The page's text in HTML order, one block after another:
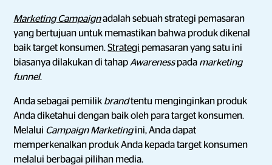
Marketing Campaignadalah sebuah strategi pemasaran
yang bertujuan untuk memastikan bahwa produk dikenal
baik target konsumen.Strategi pemasaran yang satu ini
biasanya dilakukan di tahap Awarenesspada marketing
funnel.
Anda sebagai pemilik brandtentu menginginkan produk
Anda diketahui dengan baik oleh para target konsumen.
Melalui Campaign Marketingini, Anda dapat
memperkenalkan produk Anda kepada target konsumen
melalui berbagai pilihan media.